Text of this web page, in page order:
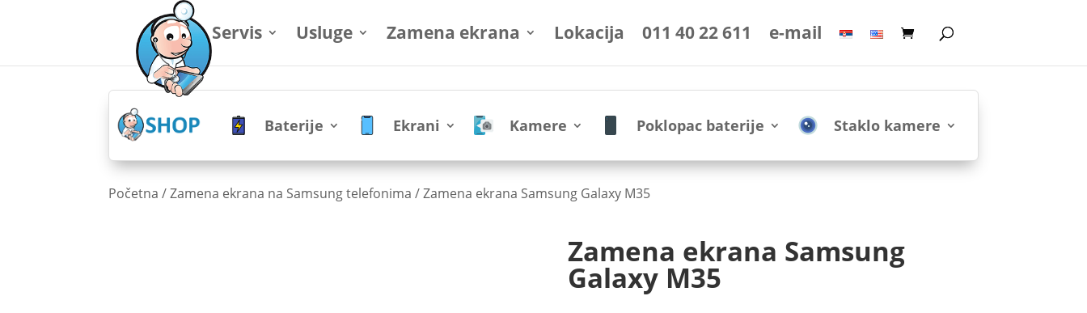
Servis Usluge Zamena ekrana Lokacija 011 40 22 611 e-mail
Baterije Ekrani Kamere Poklopac baterije Staklo kamere
Početna /Zamena ekrana na Samsung telefonima / Zamena ekrana Samsung Galaxy M35
Zamena ekrana Samsung
Galaxy M35